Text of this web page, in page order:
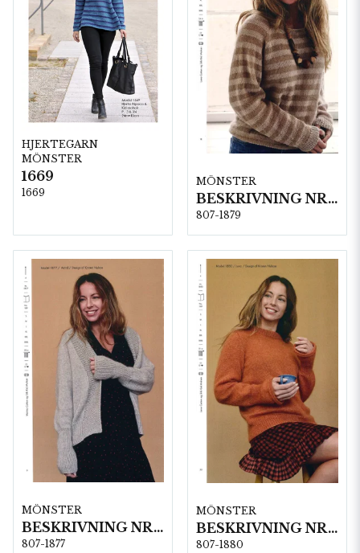
HJERTEGARN
MÖNSTER
1669
1669
MÖNSTER
BESKRIVNING NR1879
807-1879
MÖNSTER
BESKRIVNING NR1877
807-1877
MÖNSTER
BESKRIVNING NR1880
807-1880